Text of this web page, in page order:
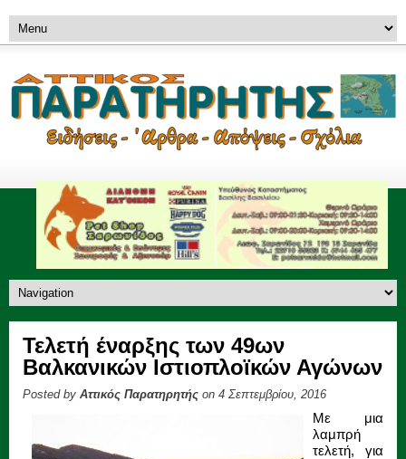
Τελετή έναρξης των 49ων
Βαλκανικών Ιστιοπλοϊκών Αγώνων
Posted by Αττικός Παρατηρητής on 4 Σεπτεμβρίου, 2016
Με μια
λαμπρή
τελετή, για